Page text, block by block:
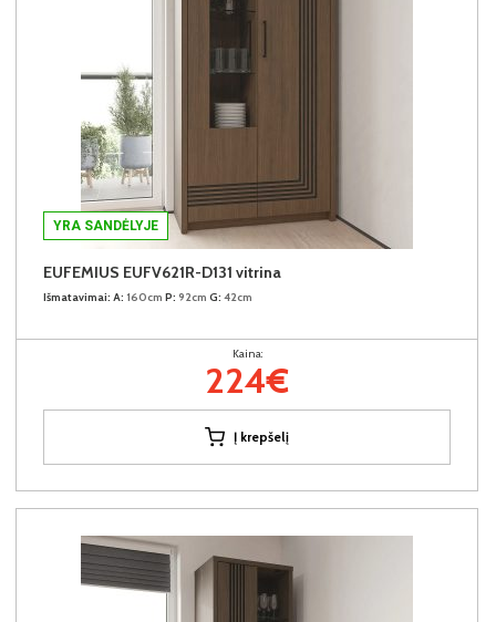
YRA SANDĖLYJE
EUFEMIUS EUFV621R-D131 vitrina
Išmatavimai: A: 160cm P: 92cm G: 42cm
Kaina:
224€
Į krepšelį